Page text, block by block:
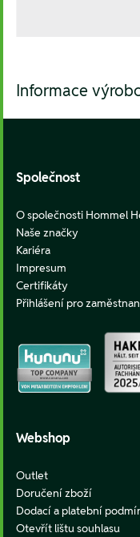
Informace
Společnost
O společnosti Hommel
Naše značky
Kariéra
Impresum
Certifikáty
Přihlášení pro
Webshop
Outlet
Doručení zboží
Dodací a platební
Otevřít lištu souhlasu